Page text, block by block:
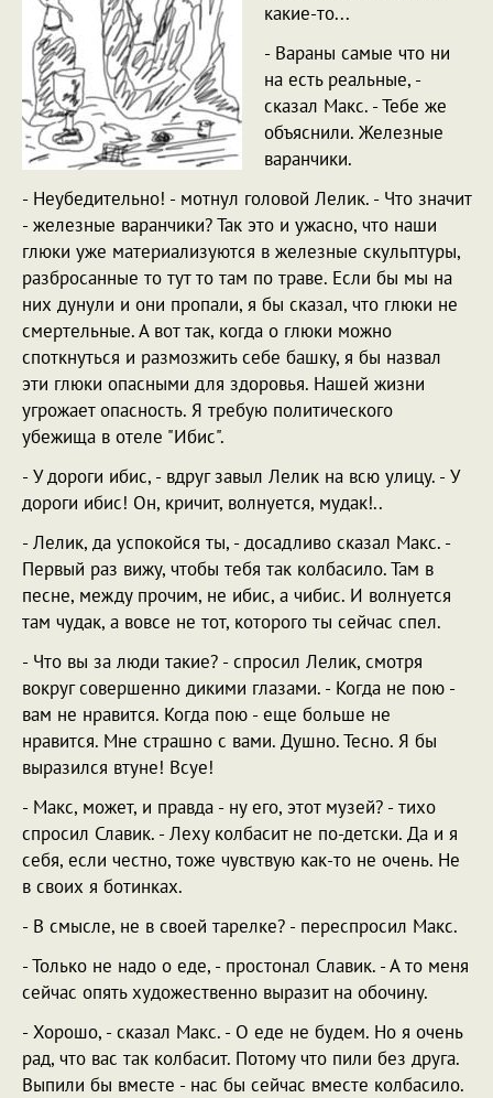
какие-то...
- Вараны самые что ни
на есть реальные, -
сказал Макс. - Тебе же
объяснили. Железные
варанчики.
- Неубедительно! - мотнул головой Лелик. - Что значит
- железные варанчики? Так это и ужасно, что наши
глюки уже материализуются в железные скульптуры,
разбросанные то тут то там по траве. Если бы мы на
них дунули и они пропали, я бы сказал, что глюки не
смертельные. А вот так, когда о глюки можно
споткнуться и размозжить себе башку, я бы назвал
эти глюки опасными для здоровья. Нашей жизни
угрожает опасность. Я требую политического
убежища в отеле "Ибис".
- У дороги ибис, - вдруг завыл Лелик на всю улицу. - У
дороги ибис! Он, кричит, волнуется, мудак!..
- Лелик, да успокойся ты, - досадливо сказал Макс. -
Первый раз вижу, чтобы тебя так колбасило. Там в
песне, между прочим, не ибис, а чибис. И волнуется
там чудак, а вовсе не тот, которого ты сейчас спел.
- Что вы за люди такие? - спросил Лелик, смотря
вокруг совершенно дикими глазами. - Когда не пою -
вам не нравится. Когда пою - еще больше не
нравится. Мне страшно с вами. Душно. Тесно. Я бы
выразился втуне! Всуе!
- Макс, может, и правда - ну его, этот музей? - тихо
спросил Славик. - Леху колбасит не по-детски. Да и я
себя, если честно, тоже чувствую как-то не очень. Не
в своих я ботинках.
- В смысле, не в своей тарелке? - переспросил Макс.
- Только не надо о еде, - простонал Славик. - А то меня
сейчас опять художественно выразит на обочину.
- Хорошо, - сказал Макс. - О еде не будем. Но я очень
рад, что вас так колбасит. Потому что пили без друга.
Выпили бы вместе - нас бы сейчас вместе колбасило.